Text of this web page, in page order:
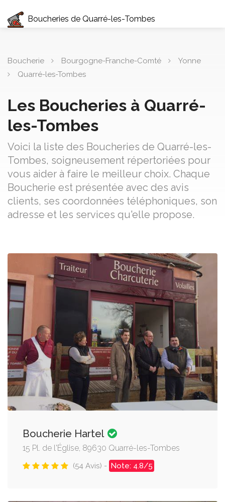
Boucheries de Quarré-les-Tombes
Boucherie Bourgogne-Franche-Comté
Yonne
Quarré-les-Tombes
Les Boucheries à Quarré-
les-Tombes
Voici la liste des Boucheries de Quarré-les-
Tombes, soigneusement répertoriées pour
vous aider à faire le meilleur choix. Chaque
Boucherie est présentée avec des avis
clients, ses coordonnées téléphoniques, son
adresse et les services qu'elle propose.
Boucherie Hartel
15 Pl. de l'Église, 89630 Quarré-les-Tombes
(54 Avis) - Note: 4.8/5